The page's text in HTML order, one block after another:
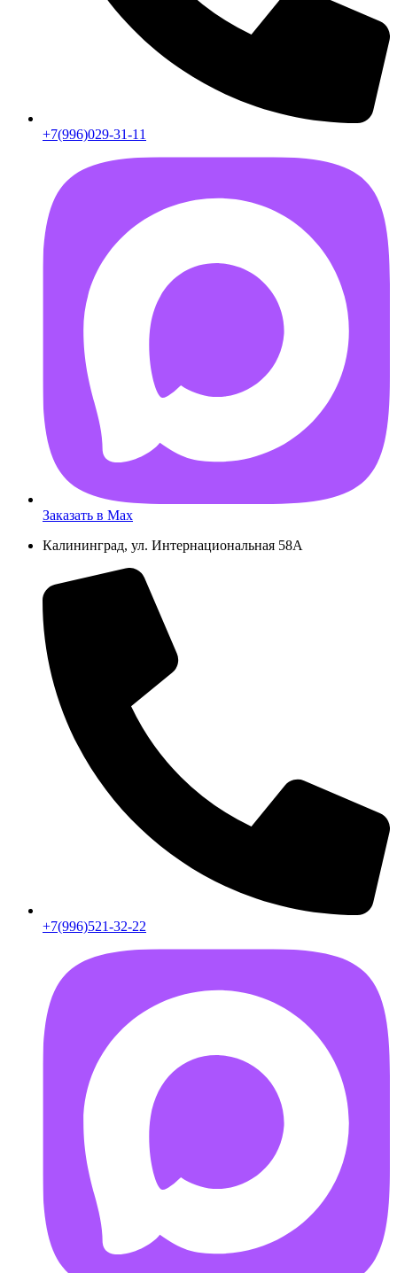
+7(996)029-31-11
Заказать в Max
Калининград, ул. Интернациональная 58А
+7(996)521-32-22